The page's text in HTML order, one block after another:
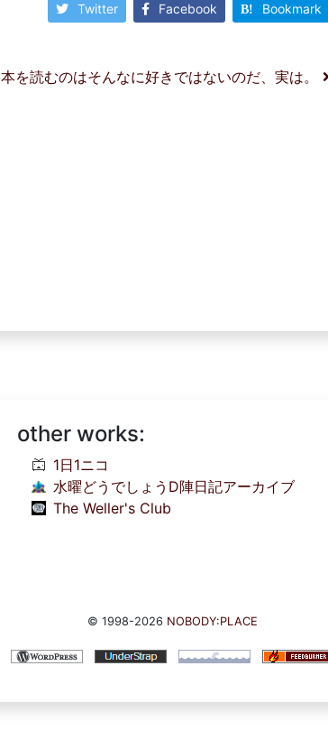
Twitter Facebook Bookmark
本を読むのはそんなに好きではないのだ、実は。
other works:
1日1ニコ
水曜どうでしょうD陣日記アーカイブ
The Weller's Club
© 1998-2026 NOBODY:PLACE